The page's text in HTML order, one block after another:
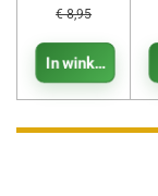
€ 8,95
In winkelwagen